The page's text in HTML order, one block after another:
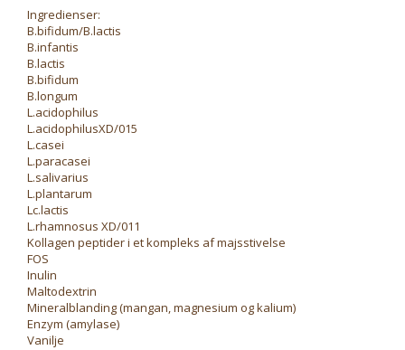
Ingredienser:
B.bifidum/B.lactis
B.infantis
B.lactis
B.bifidum
B.longum
L.acidophilus
L.acidophilusXD/015
L.casei
L.paracasei
L.salivarius
L.plantarum
Lc.lactis
L.rhamnosus XD/011
Kollagen peptider i et kompleks af majsstivelse
FOS
Inulin
Maltodextrin
Mineralblanding (mangan, magnesium og kalium)
Enzym (amylase)
Vanilje